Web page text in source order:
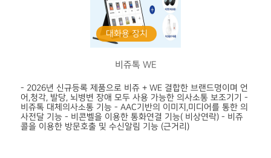
대화용 장치
비쥬톡 WE
- 2026년 신규등록 제품으로 비쥬 + WE 결합한 브랜드명이며 언
어,청각, 발당, 뇌병변 장애 모두 사용 가능한 의사소통 보조기기 -
비쥬톡 대체의사소통 기능 - AAC기반의 이미지,미디어를 통한 의
사전달 기능 - 비콘벨을 이용한 통화연결 기능( 비상연락) - 비쥬
콜을 이용한 방문호출 및 수신알림 기능 (근거리)